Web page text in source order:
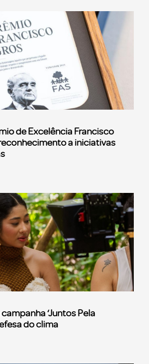
de Excelência Francisco
a iniciativas
‘Juntos Pela
do clima